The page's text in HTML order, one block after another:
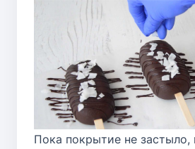
Пока покрытие не